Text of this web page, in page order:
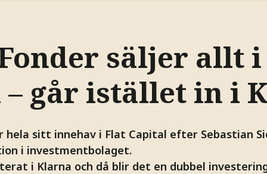
säljer allt
– går istället in i
hela sitt innehav i Flat Capital efter Sebastian
i investmentbolaget.
i Klarna och då blir det en dubbel